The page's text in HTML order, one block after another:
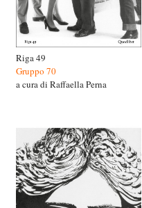
Riga 49
Gruppo 70
a cura di Raffaella Perna